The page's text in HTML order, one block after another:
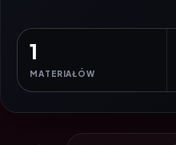
1
MATERIAŁÓW